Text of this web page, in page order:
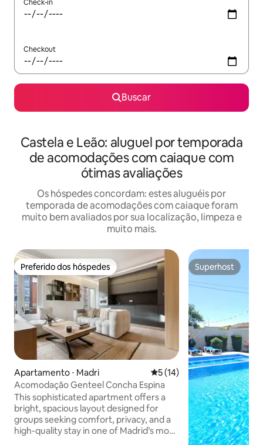
Check-in
Checkout
Buscar
Castela e Leão: aluguel por temporada
de acomodações com caiaque com
ótimas avaliações
Os hóspedes concordam: estes aluguéis por
temporada de acomodações com caiaque foram
muito bem avaliados por sua localização, limpeza e
muito mais.
Preferido dos hóspedes
Preferido dos hóspedes
Apartamento ⋅ Madri 5 de uma avaliação média
5 (14)
Acomodação Genteel Concha Espina
This sophisticated apartment offers a
bright, spacious layout designed for
groups seeking comfort, privacy, and a
high-quality stay in one of Madrid’s most
Superhost
Superhost